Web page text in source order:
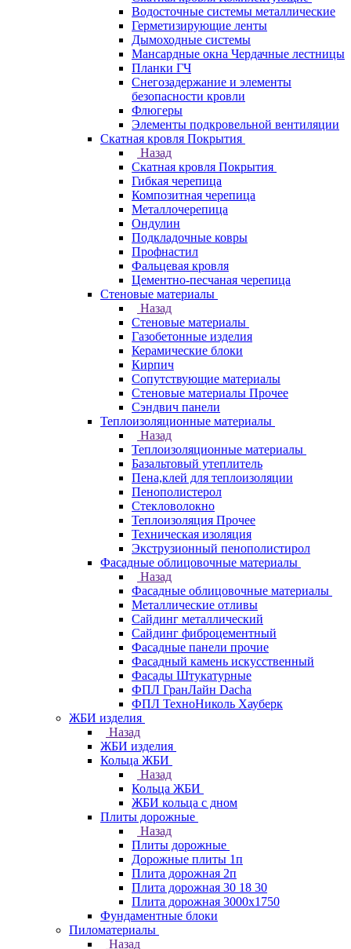
Водосточные системы металлические
Герметизирующие ленты
Дымоходные системы
Мансардные окна Чердачные лестницы
Планки ГЧ
Снегозадержание и элементы
безопасности кровли
Флюгеры
Элементы подкровельной вентиляции
Скатная кровля Покрытия
Назад
Скатная кровля Покрытия
Гибкая черепица
Композитная черепица
Металлочерепица
Ондулин
Подкладочные ковры
Профнастил
Фальцевая кровля
Цементно-песчаная черепица
Стеновые материалы
Назад
Стеновые материалы
Газобетонные изделия
Керамические блоки
Кирпич
Сопутствующие материалы
Стеновые материалы Прочее
Сэндвич панели
Теплоизоляционные материалы
Назад
Теплоизоляционные материалы
Базальтовый утеплитель
Пена,клей для теплоизоляции
Пенополистерол
Стекловолокно
Теплоизоляция Прочее
Техническая изоляция
Экструзионный пенополистирол
Фасадные облицовочные материалы
Назад
Фасадные облицовочные материалы
Металлические отливы
Сайдинг металлический
Сайдинг фиброцементный
Фасадные панели прочие
Фасадный камень искусственный
Фасады Штукатурные
ФПЛ ГранЛайн Dacha
ФПЛ ТехноНиколь Хауберк
ЖБИ изделия
Назад
ЖБИ изделия
Кольца ЖБИ
Назад
Кольца ЖБИ
ЖБИ кольца с дном
Плиты дорожные
Назад
Плиты дорожные
Дорожные плиты 1п
Плита дорожная 2п
Плита дорожная 30 18 30
Плита дорожная 3000х1750
Фундаментные блоки
Пиломатериалы
Назад